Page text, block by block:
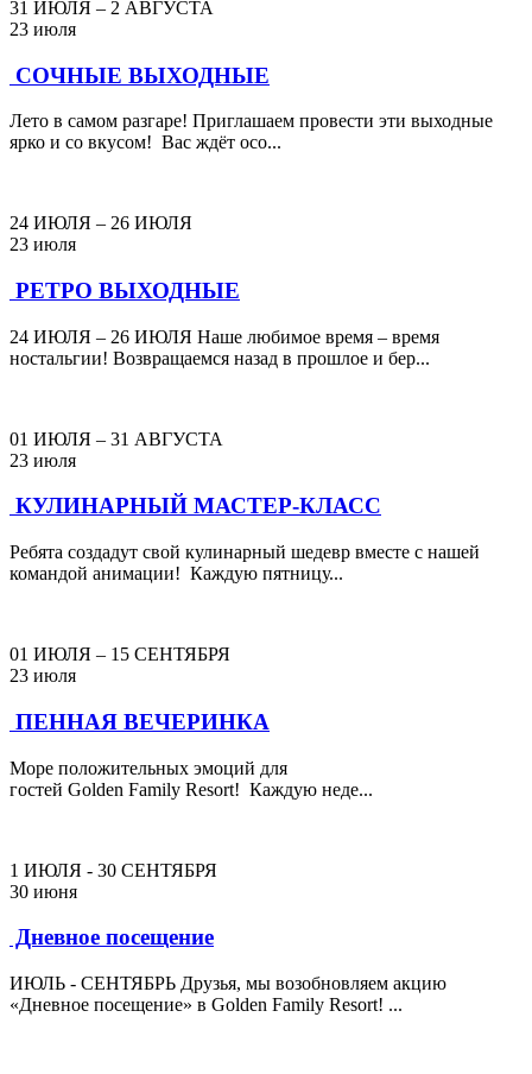
31 ИЮЛЯ – 2 АВГУСТА
23 июля
СОЧНЫЕ ВЫХОДНЫЕ
Лето в самом разгаре! Приглашаем провести эти выходные
ярко и со вкусом! Вас ждёт осо...
24 ИЮЛЯ – 26 ИЮЛЯ
23 июля
РЕТРО ВЫХОДНЫЕ
24 ИЮЛЯ – 26 ИЮЛЯ Наше любимое время – время
ностальгии! Возвращаемся назад в прошлое и бер...
01 ИЮЛЯ – 31 АВГУСТА
23 июля
КУЛИНАРНЫЙ МАСТЕР-КЛАСС
Ребята создадут свой кулинарный шедевр вместе с нашей
командой анимации! Каждую пятницу...
01 ИЮЛЯ – 15 СЕНТЯБРЯ
23 июля
ПЕННАЯ ВЕЧЕРИНКА
Море положительных эмоций для
гостей Golden Family Resort! Каждую неде...
1 ИЮЛЯ - 30 СЕНТЯБРЯ
30 июня
Дневное посещение
ИЮЛЬ - СЕНТЯБРЬ Друзья, мы возобновляем акцию
«Дневное посещение» в Golden Family Resort! ...